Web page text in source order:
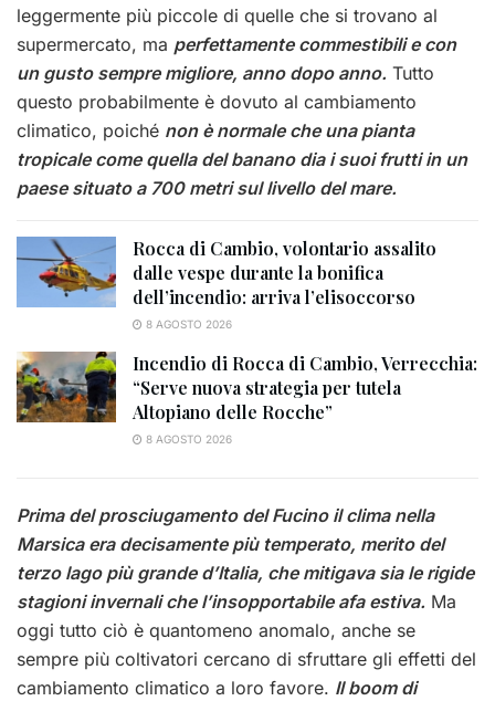
leggermente più piccole di quelle che si trovano al
supermercato, ma perfettamente commestibili e con
un gusto sempre migliore, anno dopo anno. Tutto
questo probabilmente è dovuto al cambiamento
climatico, poiché non è normale che una pianta
tropicale come quella del banano dia i suoi frutti in un
paese situato a 700 metri sul livello del mare.
Rocca di Cambio, volontario assalito
dalle vespe durante la bonifica
dell’incendio: arriva l’elisoccorso
8 AGOSTO 2026
Incendio di Rocca di Cambio, Verrecchia:
“Serve nuova strategia per tutela
Altopiano delle Rocche”
8 AGOSTO 2026
Prima del prosciugamento del Fucino il clima nella
Marsica era decisamente più temperato, merito del
terzo lago più grande d’Italia, che mitigava sia le rigide
stagioni invernali che l’insopportabile afa estiva. Ma
oggi tutto ciò è quantomeno anomalo, anche se
sempre più coltivatori cercano di sfruttare gli effetti del
cambiamento climatico a loro favore. Il boom di